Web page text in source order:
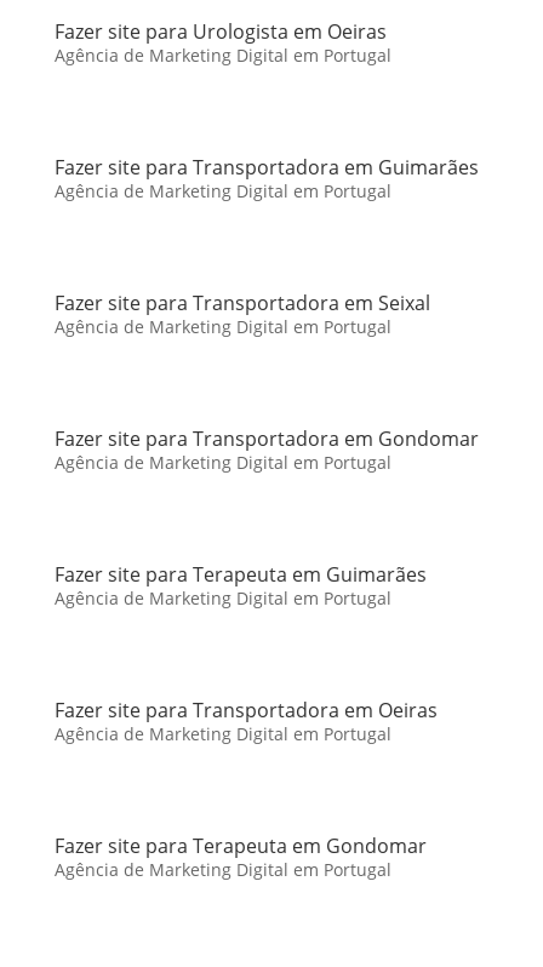
Fazer site para Urologista em Oeiras
Agência de Marketing Digital em Portugal
Fazer site para Transportadora em Guimarães
Agência de Marketing Digital em Portugal
Fazer site para Transportadora em Seixal
Agência de Marketing Digital em Portugal
Fazer site para Transportadora em Gondomar
Agência de Marketing Digital em Portugal
Fazer site para Terapeuta em Guimarães
Agência de Marketing Digital em Portugal
Fazer site para Transportadora em Oeiras
Agência de Marketing Digital em Portugal
Fazer site para Terapeuta em Gondomar
Agência de Marketing Digital em Portugal